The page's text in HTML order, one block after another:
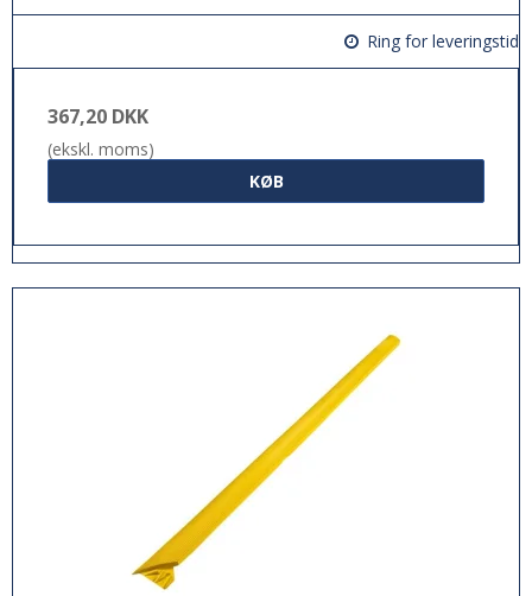
Ring for leveringstid
367,20 DKK
(ekskl. moms)
KØB